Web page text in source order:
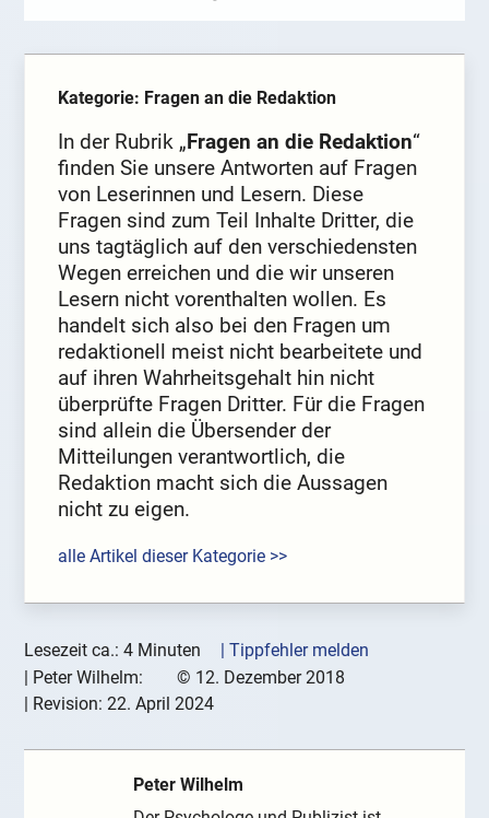
Kategorie: Fragen an die Redaktion
In der Rubrik „Fragen an die Redaktion“
finden Sie unsere Antworten auf Fragen
von Leserinnen und Lesern. Diese
Fragen sind zum Teil Inhalte Dritter, die
uns tagtäglich auf den verschiedensten
Wegen erreichen und die wir unseren
Lesern nicht vorenthalten wollen. Es
handelt sich also bei den Fragen um
redaktionell meist nicht bearbeitete und
auf ihren Wahrheitsgehalt hin nicht
überprüfte Fragen Dritter. Für die Fragen
sind allein die Übersender der
Mitteilungen verantwortlich, die
Redaktion macht sich die Aussagen
nicht zu eigen.
alle Artikel dieser Kategorie >>
Lesezeit ca.: 4 Minuten
| Tippfehler melden
| Peter Wilhelm: © 12. Dezember 2018
| Revision:22. April 2024
Peter Wilhelm